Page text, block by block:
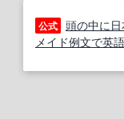
公式 頭の中に
メイド例文で英